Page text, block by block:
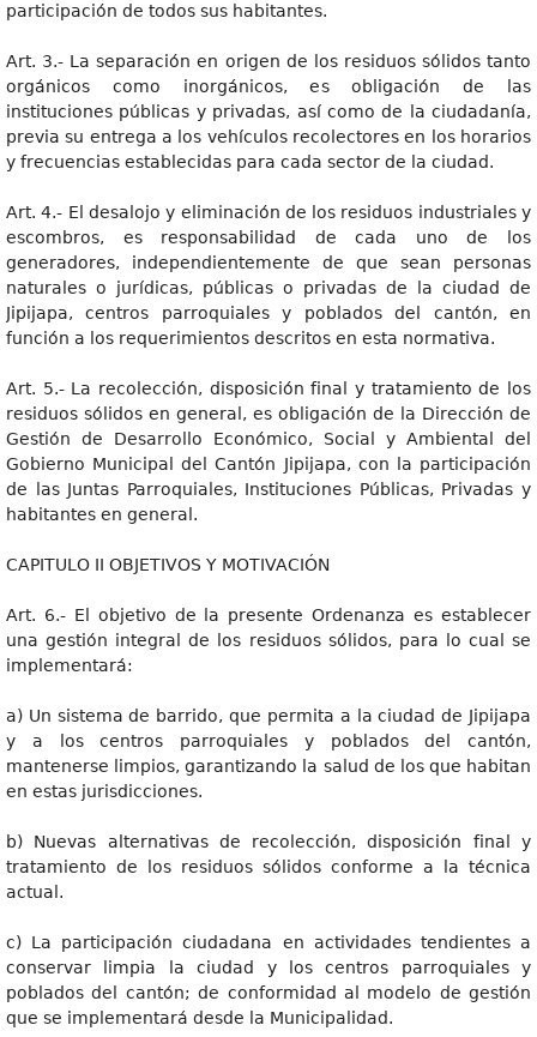
participación de todos sus habitantes.
Art. 3.- La separación en origen de los residuos sólidos tanto
orgánicos como inorgánicos, es obligación de las
instituciones públicas y privadas, así como de la ciudadanía,
previa su entrega a los vehículos recolectores en los horarios
y frecuencias establecidas para cada sector de la ciudad.
Art. 4.- El desalojo y eliminación de los residuos industriales y
escombros, es responsabilidad de cada uno de los
generadores, independientemente de que sean personas
naturales o jurídicas, públicas o privadas de la ciudad de
Jipijapa, centros parroquiales y poblados del cantón, en
función a los requerimientos descritos en esta normativa.
Art. 5.- La recolección, disposición final y tratamiento de los
residuos sólidos en general, es obligación de la Dirección de
Gestión de Desarrollo Económico, Social y Ambiental del
Gobierno Municipal del Cantón Jipijapa, con la participación
de las Juntas Parroquiales, Instituciones Públicas, Privadas y
habitantes en general.
CAPITULO II OBJETIVOS Y MOTIVACIÓN
Art. 6.- El objetivo de la presente Ordenanza es establecer
una gestión integral de los residuos sólidos, para lo cual se
implementará:
a) Un sistema de barrido, que permita a la ciudad de Jipijapa
y a los centros parroquiales y poblados del cantón,
mantenerse limpios, garantizando la salud de los que habitan
en estas jurisdicciones.
b) Nuevas alternativas de recolección, disposición final y
tratamiento de los residuos sólidos conforme a la técnica
actual.
c) La participación ciudadana en actividades tendientes a
conservar limpia la ciudad y los centros parroquiales y
poblados del cantón; de conformidad al modelo de gestión
que se implementará desde la Municipalidad.